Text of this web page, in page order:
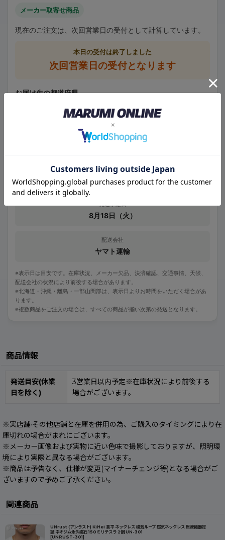
メーカー取寄せ商品
現在のご注文は、次回営業日の受付として計算しています。
本日の受付は終了しました
次回営業日の受付となります
お届け先の都道府県
大阪府へは、発送後およそ1日でのお届け予定です。
発送予定日
8月18日（火）
配送会社
ヤマト運輸
※表示日は目安です。在庫状況、メーカー欠品、決済確認、交通事情、天候、
配送会社の状況により前後する場合があります。
※北海道・沖縄・離島・一部山間部は、表示日よりお時間をいただく場合があ
ります。
※複数商品をご注文の場合は、すべての商品が揃い次第の発送となります。
商品情報
発送目安(休業
日を除く)
3営業日以内予定※在庫状況により前後する
場合がございます。
※実店舗·その他店舗と在庫を併用の為、ご購入のタイミングにより在
庫切れの場合がまれにございます。
※メーカー画像および実物に近い色味で撮影しておりますが、照明環
境により実際と異なる場合がございます。
※商品は予告なく、仕様が変更(マイナーチェンジ等)となる場合がご
ざいますので予めご了承ください。
関連商品
UNrust (アンラスト) KiHei 喜平 ネックレス 磁気ループ 磁気ネックレス 医療機器認
証 ネオジム永久磁石 150ミリテスラ 2個 UN-301
[UNRUST-301]